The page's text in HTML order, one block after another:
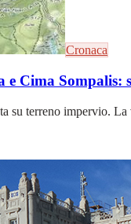
Cronaca
Cima Sompalis:
terreno impervio.